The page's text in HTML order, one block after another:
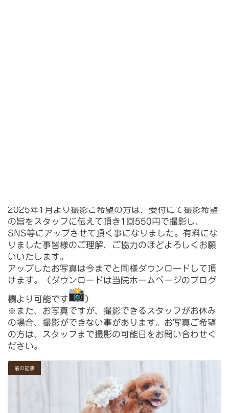
⁡2025年1月より撮影ご希望の方は、受付にて撮影希望
の旨をスタッフに伝えて頂き1回550円で撮影し、
SNS等にアップさせて頂く事になりました。 有料にな
りました事皆様のご理解、
ご協力のほどよろしくお願
いいたします。⁡
アップしたお写真は今までと同様ダウンロードして頂
けます。（ダウンロードは当院ホームページのブログ
欄より可能です
）
※また、お写真ですが、撮影できるスタッフがお休み
の場合、 撮影ができない事があります。お写真ご希望
の方は、
スタッフまで撮影の可能日をお問い合わせく
ださい。
前の記事